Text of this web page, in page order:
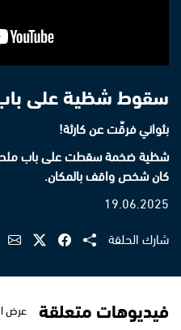
سقوط شظية على
بثواني فرقّت عن كارثة!
شظية ضخمة سقطت على باب
كان شخص واقف بالمكان.
19.06.2025
شارك الحلقة
فيديوهات متعلقة عرض